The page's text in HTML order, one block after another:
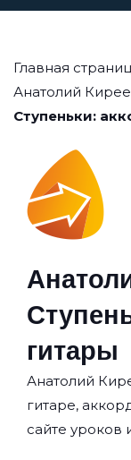
Главная
Анатолий
Ступеньки:
гитары
Анатолий
гитаре,
сайте уроков